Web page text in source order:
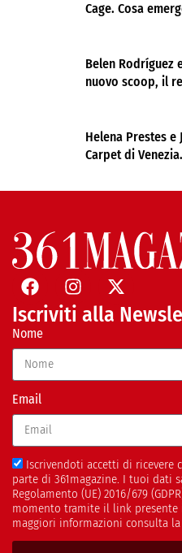
Cage. Cosa
Belen Rodríguez
nuovo scoop, il
Helena Prestes e
Carpet di
Iscriviti alla
Nome
Email
Iscrivendoti accetti di ricevere
parte di 361magazine. I tuoi dati
Regolamento (UE) 2016/679
momento tramite il link presente
maggiori informazioni consulta la